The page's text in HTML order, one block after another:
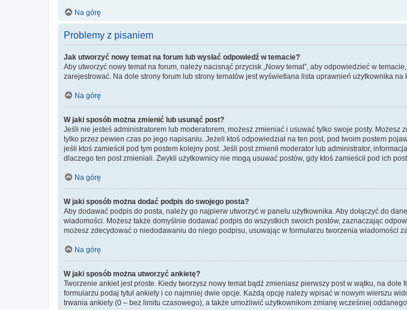
Na górę
Problemy z pisaniem
Jak utworzyć nowy temat na forum lub wysłać odpowiedź w temacie?
Aby utworzyć nowy temat na forum, należy nacisnąć przycisk „Nowy temat”, aby odpowiedzieć w
zarejestrować. Na dole strony forum lub strony tematów jest wyświetlana lista uprawnień użytkownika na
Na górę
W jaki sposób można zmienić lub usunąć post?
Jeśli nie jesteś administratorem lub moderatorem, możesz zmieniać i usuwać tylko swoje posty. Możesz
tylko przez pewien czas po jego napisaniu. Jeżeli ktoś odpowiedział na ten post, pod twoim postem
jeśli ktoś zamieścił pod tym postem kolejny post. Jeśli post zmienił moderator lub administrator,
dlaczego ten post zmieniali. Zwykli użytkownicy nie mogą usuwać postów, gdy ktoś zamieścił pod ich
Na górę
W jaki sposób można dodać podpis do swojego posta?
Aby dodawać podpis do posta, należy go najpierw utworzyć w panelu użytkownika. Aby dołączyć do
wiadomości. Możesz także domyślnie dodawać podpis do wszystkich swoich postów, zaznaczając
możesz zdecydować o niedodawaniu do niego podpisu, usuwając w formularzu tworzenia wiadomości
Na górę
W jaki sposób można utworzyć ankietę?
Tworzenie ankiet jest proste. Kiedy tworzysz nowy temat bądź zmieniasz pierwszy post w wątku, na
formularzu podaj tytuł ankiety i co najmniej dwie opcje. Każdą opcję należy wpisać w nowym wierszu
trwania ankiety (0 – bez limitu czasowego), a także umożliwić użytkownikom zmianę wcześniej